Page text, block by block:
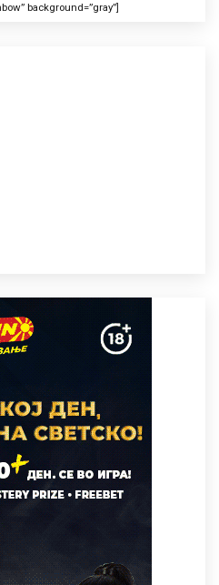
background=”gray”]